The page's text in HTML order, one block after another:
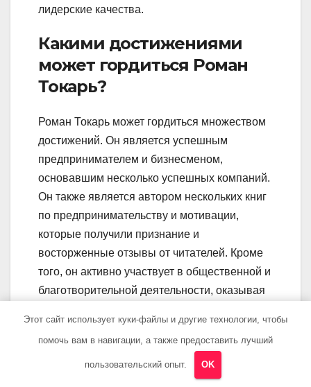
лидерские качества.
Какими достижениями
может гордиться Роман
Токарь?
Роман Токарь может гордиться множеством
достижений. Он является успешным
предпринимателем и бизнесменом,
основавшим несколько успешных компаний.
Он также является автором нескольких книг
по предпринимательству и мотивации,
которые получили признание и
восторженные отзывы от читателей. Кроме
того, он активно участвует в общественной и
благотворительной деятельности, оказывая
Какую роль играют книги
Романа Токаря в его
Этот сайт использует куки-файлы и другие технологии, чтобы
помочь вам в навигации, а также предоставить лучший
пользовательский опыт. OK